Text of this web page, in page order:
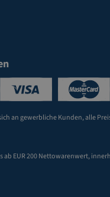
an gewerbliche Kunden, alle
ab EUR 200 Nettowarenwert,